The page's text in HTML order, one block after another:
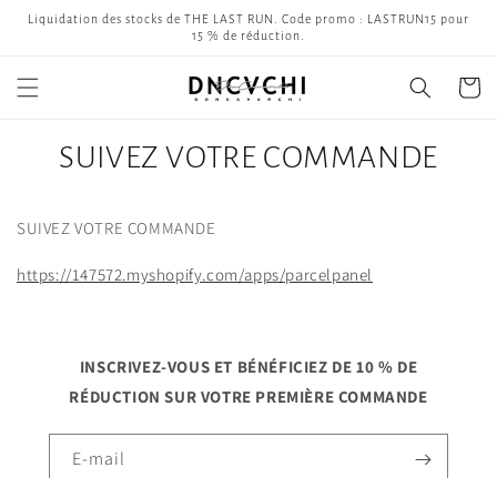
passer
Liquidation des stocks de THE LAST RUN. Code promo : LASTRUN15 pour
15 % de réduction.
Panier
SUIVEZ VOTRE COMMANDE
SUIVEZ VOTRE COMMANDE
https://147572.myshopify.com/apps/parcelpanel
INSCRIVEZ-VOUS ET BÉNÉFICIEZ DE 10 % DE
RÉDUCTION SUR VOTRE PREMIÈRE COMMANDE
E-mail